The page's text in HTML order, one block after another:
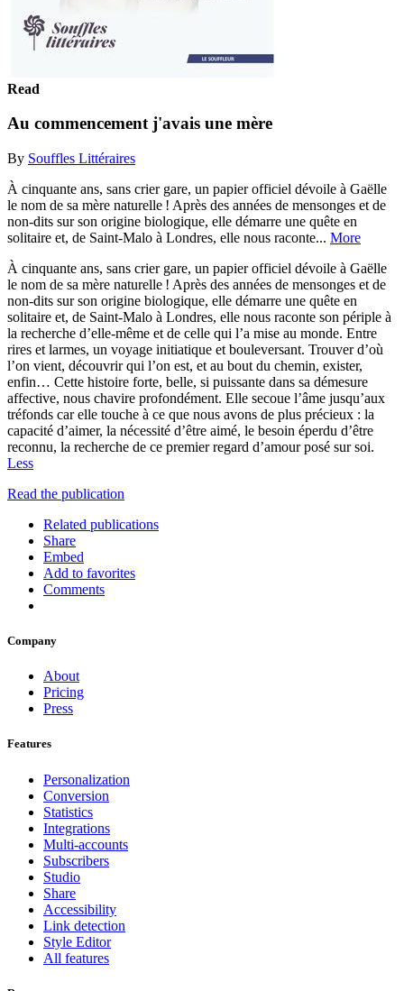
Read
Au commencement j'avais une mère
By Souffles Littéraires
À cinquante ans, sans crier gare, un papier officiel dévoile à Gaëlle
le nom de sa mère naturelle ! Après des années de mensonges et de
non-dits sur son origine biologique, elle démarre une quête en
solitaire et, de Saint-Malo à Londres, elle nous raconte... More
À cinquante ans, sans crier gare, un papier officiel dévoile à Gaëlle
le nom de sa mère naturelle ! Après des années de mensonges et de
non-dits sur son origine biologique, elle démarre une quête en
solitaire et, de Saint-Malo à Londres, elle nous raconte son périple à
la recherche d’elle-même et de celle qui l’a mise au monde. Entre
rires et larmes, un voyage initiatique et bouleversant. Trouver d’où
l’on vient, découvrir qui l’on est, et au bout du chemin, exister,
enfin… Cette histoire forte, belle, si puissante dans sa démesure
affective, nous chavire profondément. Elle secoue l’âme jusqu’aux
tréfonds car elle touche à ce que nous avons de plus précieux : la
capacité d’aimer, la nécessité d’être aimé, le besoin éperdu d’être
reconnu, la recherche de ce premier regard d’amour posé sur soi.
Less
Read the publication
Related publications
Share
Embed
Add to favorites
Comments
Company
About
Pricing
Press
Features
Personalization
Conversion
Statistics
Integrations
Multi-accounts
Subscribers
Studio
Share
Accessibility
Link detection
Style Editor
All features